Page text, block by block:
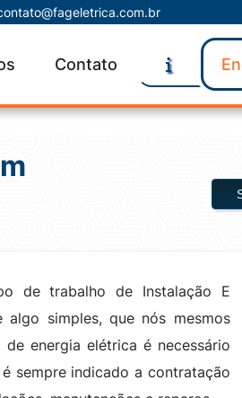
Contato
de trabalho de Instalação E
simples, que nós mesmos
energia elétrica é necessário
sempre indicado a contratação